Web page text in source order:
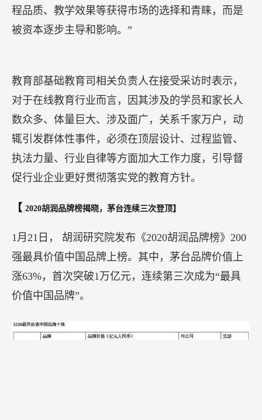
程品质、教学效果等获得市场的选择和青睐，而是
被资本逐步主导和影响。”
教育部基础教育司相关负责人在接受采访时表示，
对于在线教育行业而言，因其涉及的学员和家长人
数众多、体量巨大、涉及面广，关系千家万户，动
辄引发群体性事件，必须在顶层设计、过程监管、
促行业企业更好贯彻落实党的教育方针。